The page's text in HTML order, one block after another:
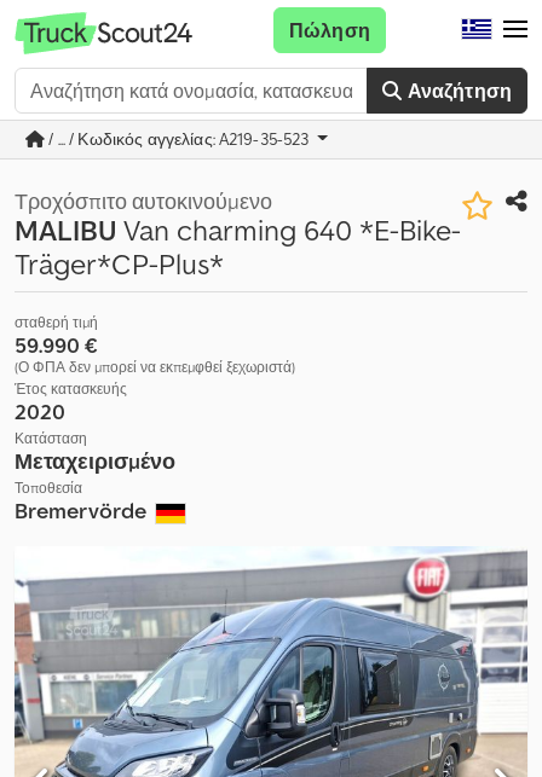
Αναζήτηση
Πώληση
/ ... / Κωδικός αγγελίας: A219-35-523
Τροχόσπιτο αυτοκινούμενο
MALIBU Van charming 640 *E-Bike-
Träger*CP-Plus*
σταθερή τιμή
59.990 €
(Ο ΦΠΑ δεν μπορεί να εκπεμφθεί ξεχωριστά)
Έτος κατασκευής
2020
Κατάσταση
Μεταχειρισμένο
Τοποθεσία
Bremervörde